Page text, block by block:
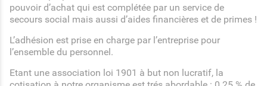
pouvoir d’achat qui est complétée par un service de
secours social mais aussi d’aides financières et de primes !
L’adhésion est prise en charge par l’entreprise pour
l’ensemble du personnel.
Etant une association loi 1901 à but non lucratif, la